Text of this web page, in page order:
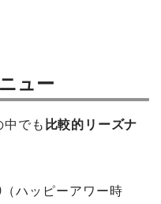
ュー
中でも 比較的リーズナ
ハッピーアワー時